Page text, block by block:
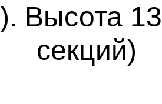
Высота
секций)